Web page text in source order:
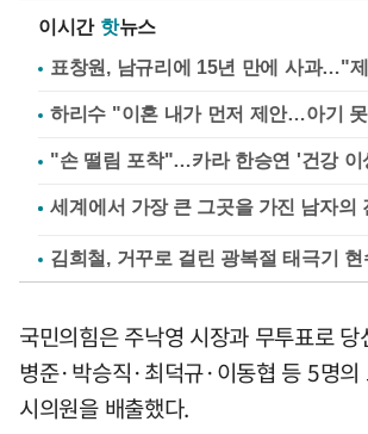
이시간 핫뉴스
표창원, 남규리에 15년 만에 사과…"
하리수 "이혼 내가 먼저 제안…아기
"손 떨림 포착"…카라 한승연 '건강 이
국민의힘은 주낙영 시장과 무투표로
병준·박승직·최덕규·이동협 등 5명의
시의원을 배출했다.